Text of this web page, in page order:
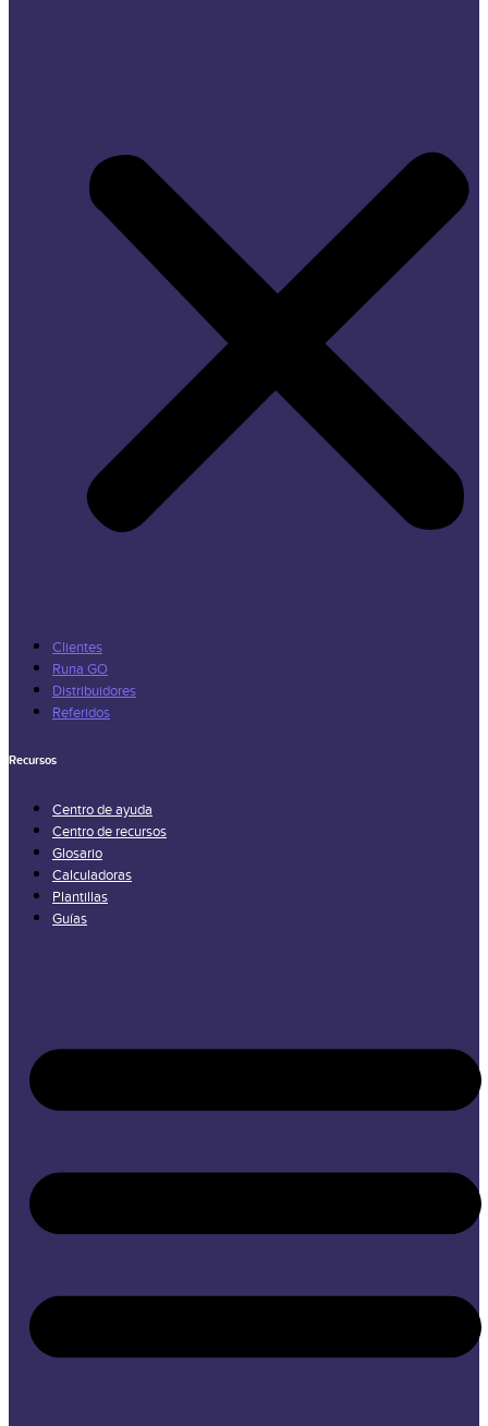
Clientes
Runa GO
Distribuidores
Referidos
Recursos
Centro de ayuda
Centro de recursos
Glosario
Calculadoras
Plantillas
Guías